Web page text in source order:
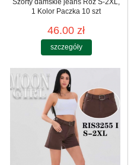
Szorty damskie jeans Roz S-2XL,
1 Kolor Paczka 10 szt
46.00 zł
szczegóły